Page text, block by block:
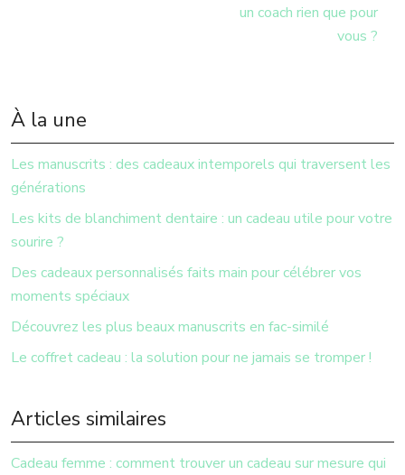
un coach rien que pour
vous ?
À la une
Les manuscrits : des cadeaux intemporels qui traversent les
générations
Les kits de blanchiment dentaire : un cadeau utile pour votre
sourire ?
Des cadeaux personnalisés faits main pour célébrer vos
moments spéciaux
Découvrez les plus beaux manuscrits en fac-similé
Le coffret cadeau : la solution pour ne jamais se tromper !
Articles similaires
Cadeau femme : comment trouver un cadeau sur mesure qui